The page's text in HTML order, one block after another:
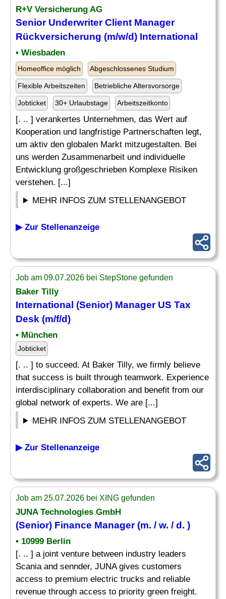
R+V Versicherung AG
SeniorUnderwriterClient Manager
Rückversicherung (m/w/d) International
• Wiesbaden
Homeoffice möglich Abgeschlossenes Studium
Flexible Arbeitszeiten Betriebliche Altersvorsorge
Jobticket 30+ Urlaubstage Arbeitszeitkonto
[. .. ] verankertes Unternehmen, das Wert auf
Kooperation und langfristige Partnerschaften legt,
um aktiv den globalen Markt mitzugestalten. Bei
uns werden Zusammenarbeit und individuelle
Entwicklung großgeschrieben Komplexe Risiken
verstehen. [...]
MEHR INFOS ZUM STELLENANGEBOT
▶ Zur Stellenanzeige
Job am 09.07.2026 bei StepStone gefunden
Baker Tilly
International (Senior) ManagerUS Tax
Desk (m/f/d)
• München
Jobticket
[. .. ] to succeed. At Baker Tilly, we firmly believe
that success is built through teamwork. Experience
interdisciplinary collaboration and benefit from our
global network of experts. We are [...]
MEHR INFOS ZUM STELLENANGEBOT
▶ Zur Stellenanzeige
Job am 25.07.2026 bei XING gefunden
JUNA Technologies GmbH
(Senior) Finance Manager(m. / w. / d. )
• 10999 Berlin
[. .. ] a joint venture between industry leaders
Scania and sennder, JUNA gives customers
access to premium electric trucks and reliable
revenue through access to priority green freight.